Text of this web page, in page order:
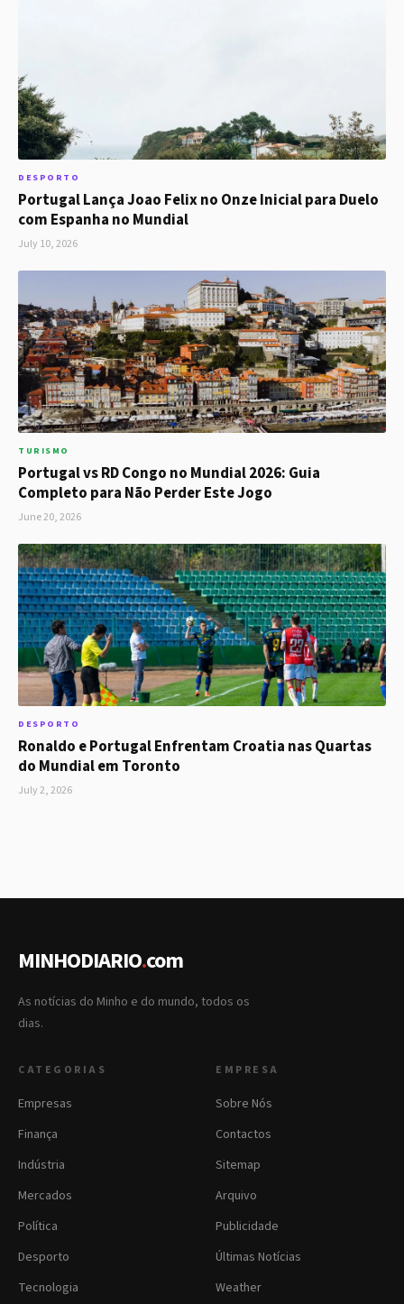
DESPORTO
Portugal Lança Joao Felix no Onze Inicial para Duelo
com Espanha no Mundial
July 10, 2026
TURISMO
Portugal vs RD Congo no Mundial 2026: Guia
Completo para Não Perder Este Jogo
June 20, 2026
DESPORTO
Ronaldo e Portugal Enfrentam Croatia nas Quartas
do Mundial em Toronto
July 2, 2026
MINHODIARIO.com
As notícias do Minho e do mundo, todos os
dias.
CATEGORIAS
Empresas
Finança
Indústria
Mercados
Política
Desporto
Tecnologia
EMPRESA
Sobre Nós
Contactos
Sitemap
Arquivo
Publicidade
Últimas Notícias
Weather